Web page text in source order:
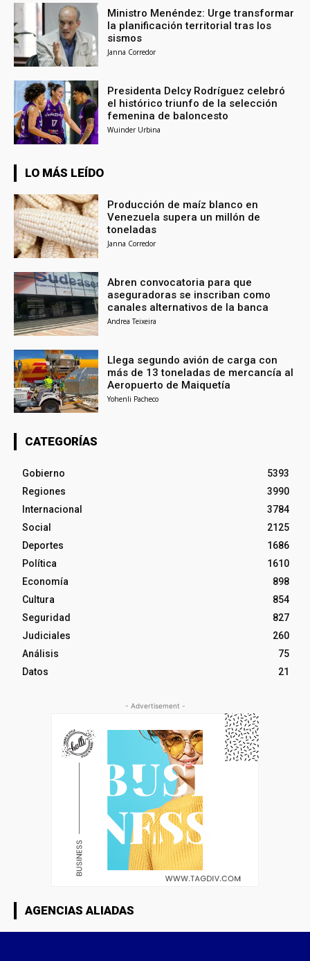
Ministro Menéndez: Urge transformar
la planificación territorial tras los
sismos
Janna Corredor
Presidenta Delcy Rodríguez celebró
el histórico triunfo de la selección
femenina de baloncesto
Wuinder Urbina
LO MÁS LEÍDO
Producción de maíz blanco en
Venezuela supera un millón de
toneladas
Janna Corredor
Abren convocatoria para que
aseguradoras se inscriban como
canales alternativos de la banca
Andrea Teixeira
Llega segundo avión de carga con
más de 13 toneladas de mercancía al
Aeropuerto de Maiquetía
Yohenli Pacheco
CATEGORÍAS
Gobierno
5393
Regiones
3990
Internacional
3784
Social
2125
Deportes
1686
Política
1610
Economía
898
Cultura
854
Seguridad
827
Judiciales
260
Análisis
75
Datos
21
- Advertisement -
AGENCIAS ALIADAS